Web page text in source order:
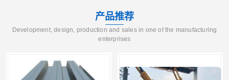
产品推荐
Development, design, production and sales in one of the manufacturing
enterprises